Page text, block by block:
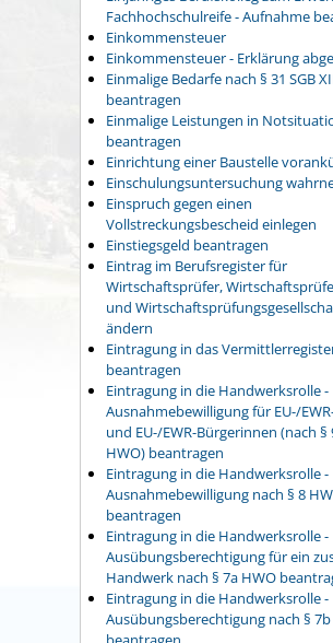
Fachhochschulreife - Aufnahme
Einkommensteuer
Einkommensteuer - Erklärung
Einmalige Bedarfe nach § 31 SGB
beantragen
Einmalige Leistungen in
beantragen
Einrichtung einer Baustelle
Einschulungsuntersuchung
Einspruch gegen einen
Vollstreckungsbescheid einlegen
Einstiegsgeld beantragen
Eintrag im Berufsregister für
Wirtschaftsprüfer,
und
ändern
Eintragung in das
beantragen
Eintragung in die Handwerksrolle -
Ausnahmebewilligung für EU-/
und EU-/EWR-Bürgerinnen (nach §
HWO) beantragen
Eintragung in die Handwerksrolle -
Ausnahmebewilligung nach § 8
beantragen
Eintragung in die Handwerksrolle -
Ausübungsberechtigung für ein
Handwerk nach § 7a HWO
Eintragung in die Handwerksrolle -
Ausübungsberechtigung nach §